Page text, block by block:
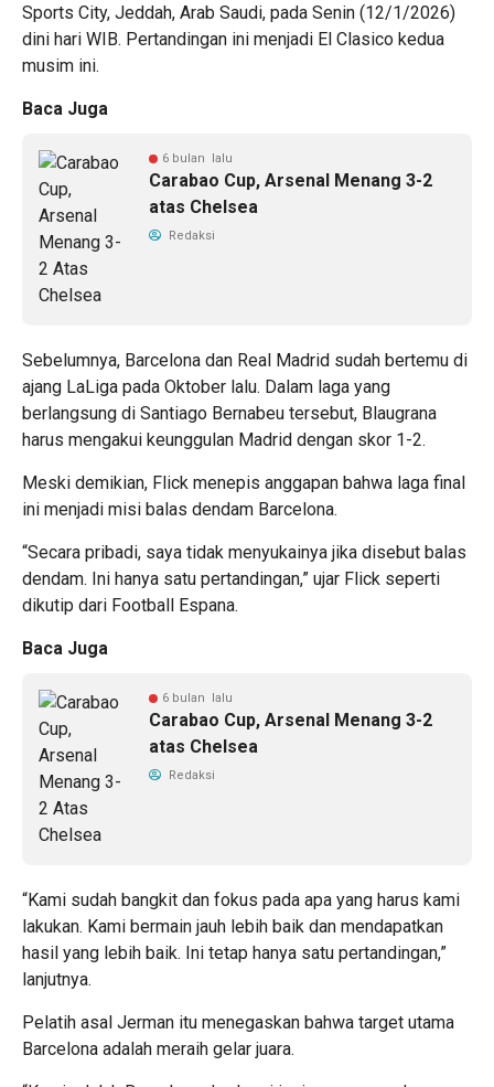
Sports City, Jeddah, Arab Saudi, pada Senin (12/1/2026)
dini hari WIB. Pertandingan ini menjadi El Clasico kedua
musim ini.
Baca Juga
6 bulan lalu
Carabao Cup, Arsenal Menang 3-2
atas Chelsea
Redaksi
Sebelumnya, Barcelona dan Real Madrid sudah bertemu di
ajang LaLiga pada Oktober lalu. Dalam laga yang
berlangsung di Santiago Bernabeu tersebut, Blaugrana
harus mengakui keunggulan Madrid dengan skor 1-2.
Meski demikian, Flick menepis anggapan bahwa laga final
ini menjadi misi balas dendam Barcelona.
“Secara pribadi, saya tidak menyukainya jika disebut balas
dendam. Ini hanya satu pertandingan,” ujar Flick seperti
dikutip dari Football Espana.
Baca Juga
6 bulan lalu
Carabao Cup, Arsenal Menang 3-2
atas Chelsea
Redaksi
“Kami sudah bangkit dan fokus pada apa yang harus kami
lakukan. Kami bermain jauh lebih baik dan mendapatkan
hasil yang lebih baik. Ini tetap hanya satu pertandingan,”
lanjutnya.
Pelatih asal Jerman itu menegaskan bahwa target utama
Barcelona adalah meraih gelar juara.